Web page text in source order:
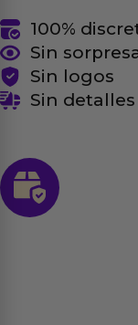
100%
Sin
Sin logos
Sin detalles